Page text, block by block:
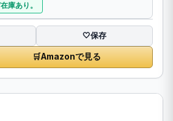
在庫あり。
🤍保存
🛒Amazonで見る